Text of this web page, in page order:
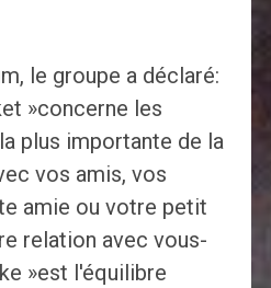
le groupe a déclaré:
»concerne les
plus importante de la
vos amis, vos
amie ou votre petit
relation avec vous-
»est l'équilibre